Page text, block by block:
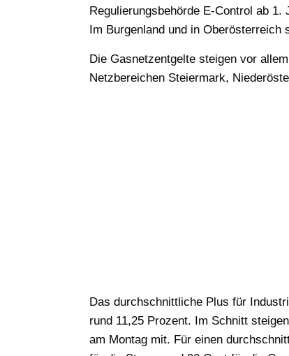
Regulierungsbehörde E-Control ab
Im Burgenland und in
Die Gasnetzentgelte steigen vor
Netzbereichen Steiermark,
Das durchschnittliche Plus für
rund 11,25 Prozent. Im Schnitt
am Montag mit. Für einen